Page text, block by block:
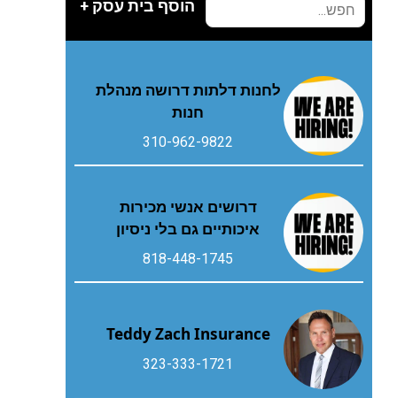
הוסף בית עסק +
לחנות דלתות דרושה מנהלת
חנות
310-962-9822
דרושים אנשי מכירות
איכותיים גם בלי ניסיון
818-448-1745
Teddy Zach Insurance
323-333-1721